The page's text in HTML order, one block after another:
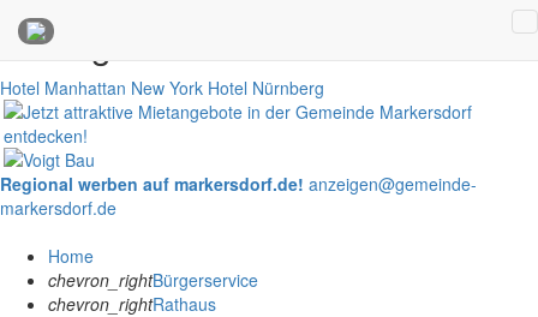
Anzeigen
Hotel Manhattan New York Hotel Nürnberg
Regional werben auf markersdorf.de! anzeigen@gemeinde-
markersdorf.de
Home
chevron_rightBürgerservice
chevron_rightRathaus